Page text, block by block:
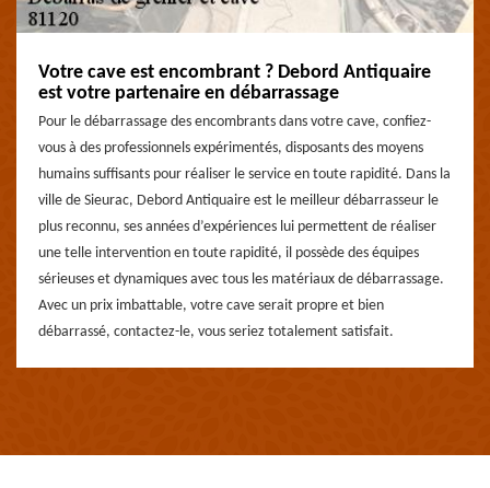
Votre cave est encombrant ? Debord Antiquaire
est votre partenaire en débarrassage
Pour le débarrassage des encombrants dans votre cave, confiez-
vous à des professionnels expérimentés, disposants des moyens
humains suffisants pour réaliser le service en toute rapidité. Dans la
ville de Sieurac, Debord Antiquaire est le meilleur débarrasseur le
plus reconnu, ses années d’expériences lui permettent de réaliser
une telle intervention en toute rapidité, il possède des équipes
sérieuses et dynamiques avec tous les matériaux de débarrassage.
Avec un prix imbattable, votre cave serait propre et bien
débarrassé, contactez-le, vous seriez totalement satisfait.